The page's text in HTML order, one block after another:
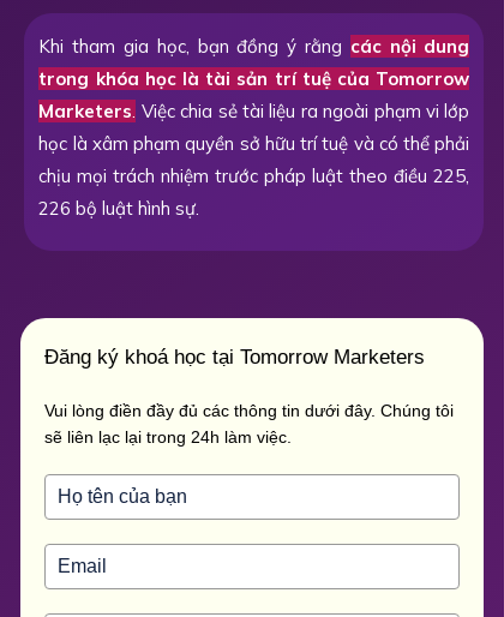
Đăng ký khoá học tại Tomorrow Marketers
Vui lòng điền đầy đủ các thông tin dưới đây. Chúng tôi
sẽ liên lạc lại trong 24h làm việc.
Khi tham gia học, bạn đồng ý rằng các nội dung
trong khóa học là tài sản trí tuệ của Tomorrow
Marketers Việc chia sẻ tài liệu ra ngoài phạm vi lớp
học là xâm phạm quyền sở hữu trí tuệ và có thể phải
chịu mọi trách nhiệm trước pháp luật theo điều 225,
226 bộ luật hình sự.